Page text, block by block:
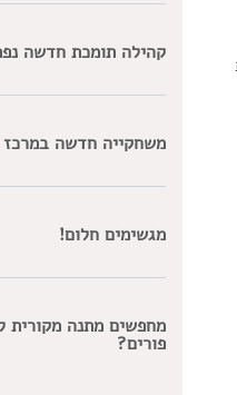
קהילה תומכת חדשה
משחקייה חדשה
מגשימים חלום!
מחפשים מתנה מקורית
פורים?